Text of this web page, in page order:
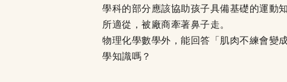
學科的部分應該協助孩子具備基礎的運動
所適從，被廠商牽著鼻子走。
物理化學數學外，能回答「肌肉不練會變
學知識嗎？